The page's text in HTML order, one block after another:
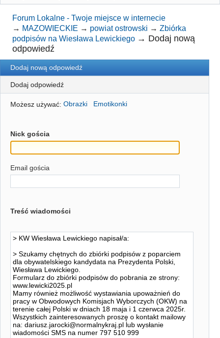
Rejestracja
Logowanie
Forum Lokalne - Twoje miejsce w internecie
→ MAZOWIECKIE → powiat ostrowski →Zbiórka
podpisów na Wiesława Lewickiego → Dodaj nową
odpowiedź
Dodaj nową odpowiedź
Dodaj odpowiedź
Możesz używać:Obrazki Emotikonki
Nick gościa
Email gościa
Treść wiadomości